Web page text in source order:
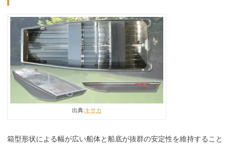
出典:キサカ
箱型形状による幅が広い船体と船底が抜群の安定性を維持すること